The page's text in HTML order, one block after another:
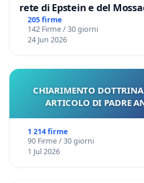
rete di Epstein e del
Files
205 firme
142 Firme / 30 giorni
24 Jun 2026
CHIARIMENTO
ARTICOLO DI PADRE
1 214 firme
90 Firme / 30 giorni
1 Jul 2026